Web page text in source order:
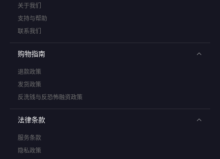
关于我们
支持与帮助
联系我们
购物指南
退款政策
发货政策
反洗钱与反恐怖融资政策
法律条款
服务条款
隐私政策